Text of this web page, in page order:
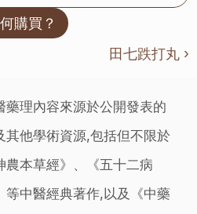
購買？
田七跌打丸 ›
藥理內容來源於公開發表的
其他學術資源,包括但不限於
農本草經》、《五十二病
等中醫經典著作,以及《中藥